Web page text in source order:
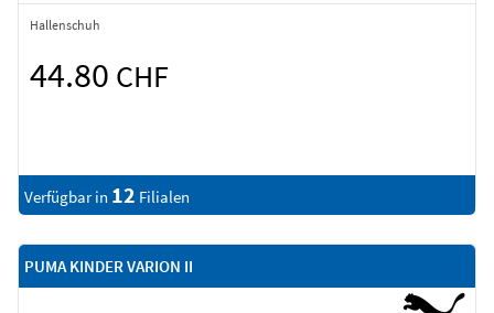
Hallenschuh
44.80 CHF
Verfügbar in 12 Filialen
PUMA KINDER VARION II